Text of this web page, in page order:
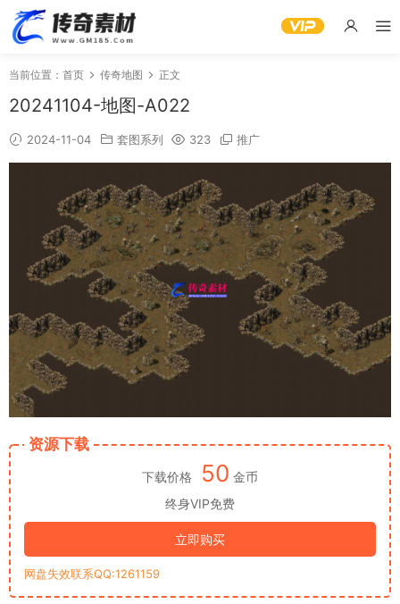
当前位置： 首页 传奇地图 正文
20241104-地图-A022
2024-11-04 套图系列 323 推广
资源下载
下载价格 50 金币
终身VIP免费
立即购买
网盘失效联系QQ:1261159